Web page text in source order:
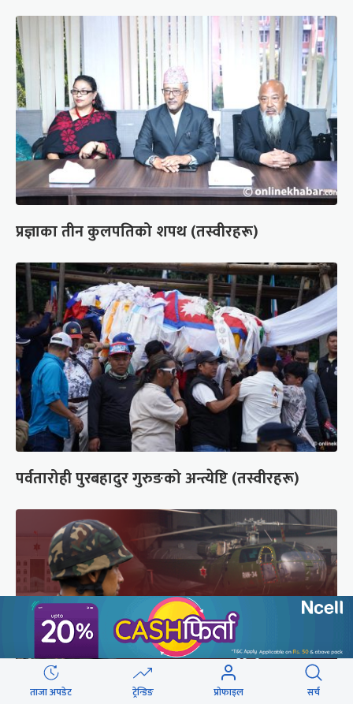
प्रज्ञाका तीन कुलपतिको शपथ (तस्वीरहरू)
पर्वतारोही पुरबहादुर गुरुङको अन्त्येष्टि (तस्वीरहरू)
ताजा अपडेट ट्रेन्डिङ प्रोफाइल सर्च